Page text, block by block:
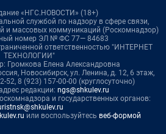
«НГС.НОВОСТИ» (18+)
службой по надзору в сфере связи,
и массовых коммуникаций (Роскомнадзор)
номер ЭЛ № ФС 77— 84683
ответственностью "ИНТЕРНЕТ
ТЕХНОЛОГИИ"
Громкова Елена Александровна
Новосибирск, ул. Ленина, д. 12, 6 этаж,
52, 8 (923) 157-00-00 (круглосуточно)
редакции: ngs@shkulev.ru
и государственных органов:
или воспользуйтесь веб-формой